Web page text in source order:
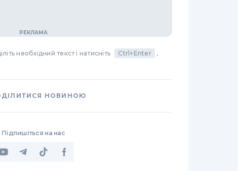
необхідний текст і натисніть Ctrl+Enter ,
НОВИНОЮ
Підпишіться на нас